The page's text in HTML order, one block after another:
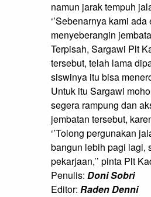
namun jarak tempuh
‘’Sebenarnya kami
menyeberangin
Terpisah, Sargawi Plt
tersebut, telah lama
siswinya itu bisa
Untuk itu Sargawi
segera rampung dan
jembatan tersebut,
‘’Tolong pergunakan
bangun lebih pagi lagi,
pekarjaan,’’ pinta Plt
Penulis: Doni Sobri
Editor: Raden Denni